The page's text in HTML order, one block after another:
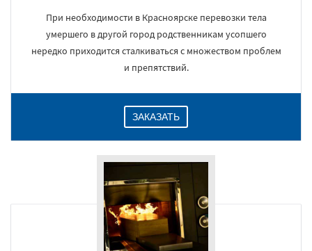
При необходимости в Красноярске перевозки тела
умершего в другой город родственникам усопшего
нередко приходится сталкиваться с множеством проблем
и препятствий.
ЗАКАЗАТЬ